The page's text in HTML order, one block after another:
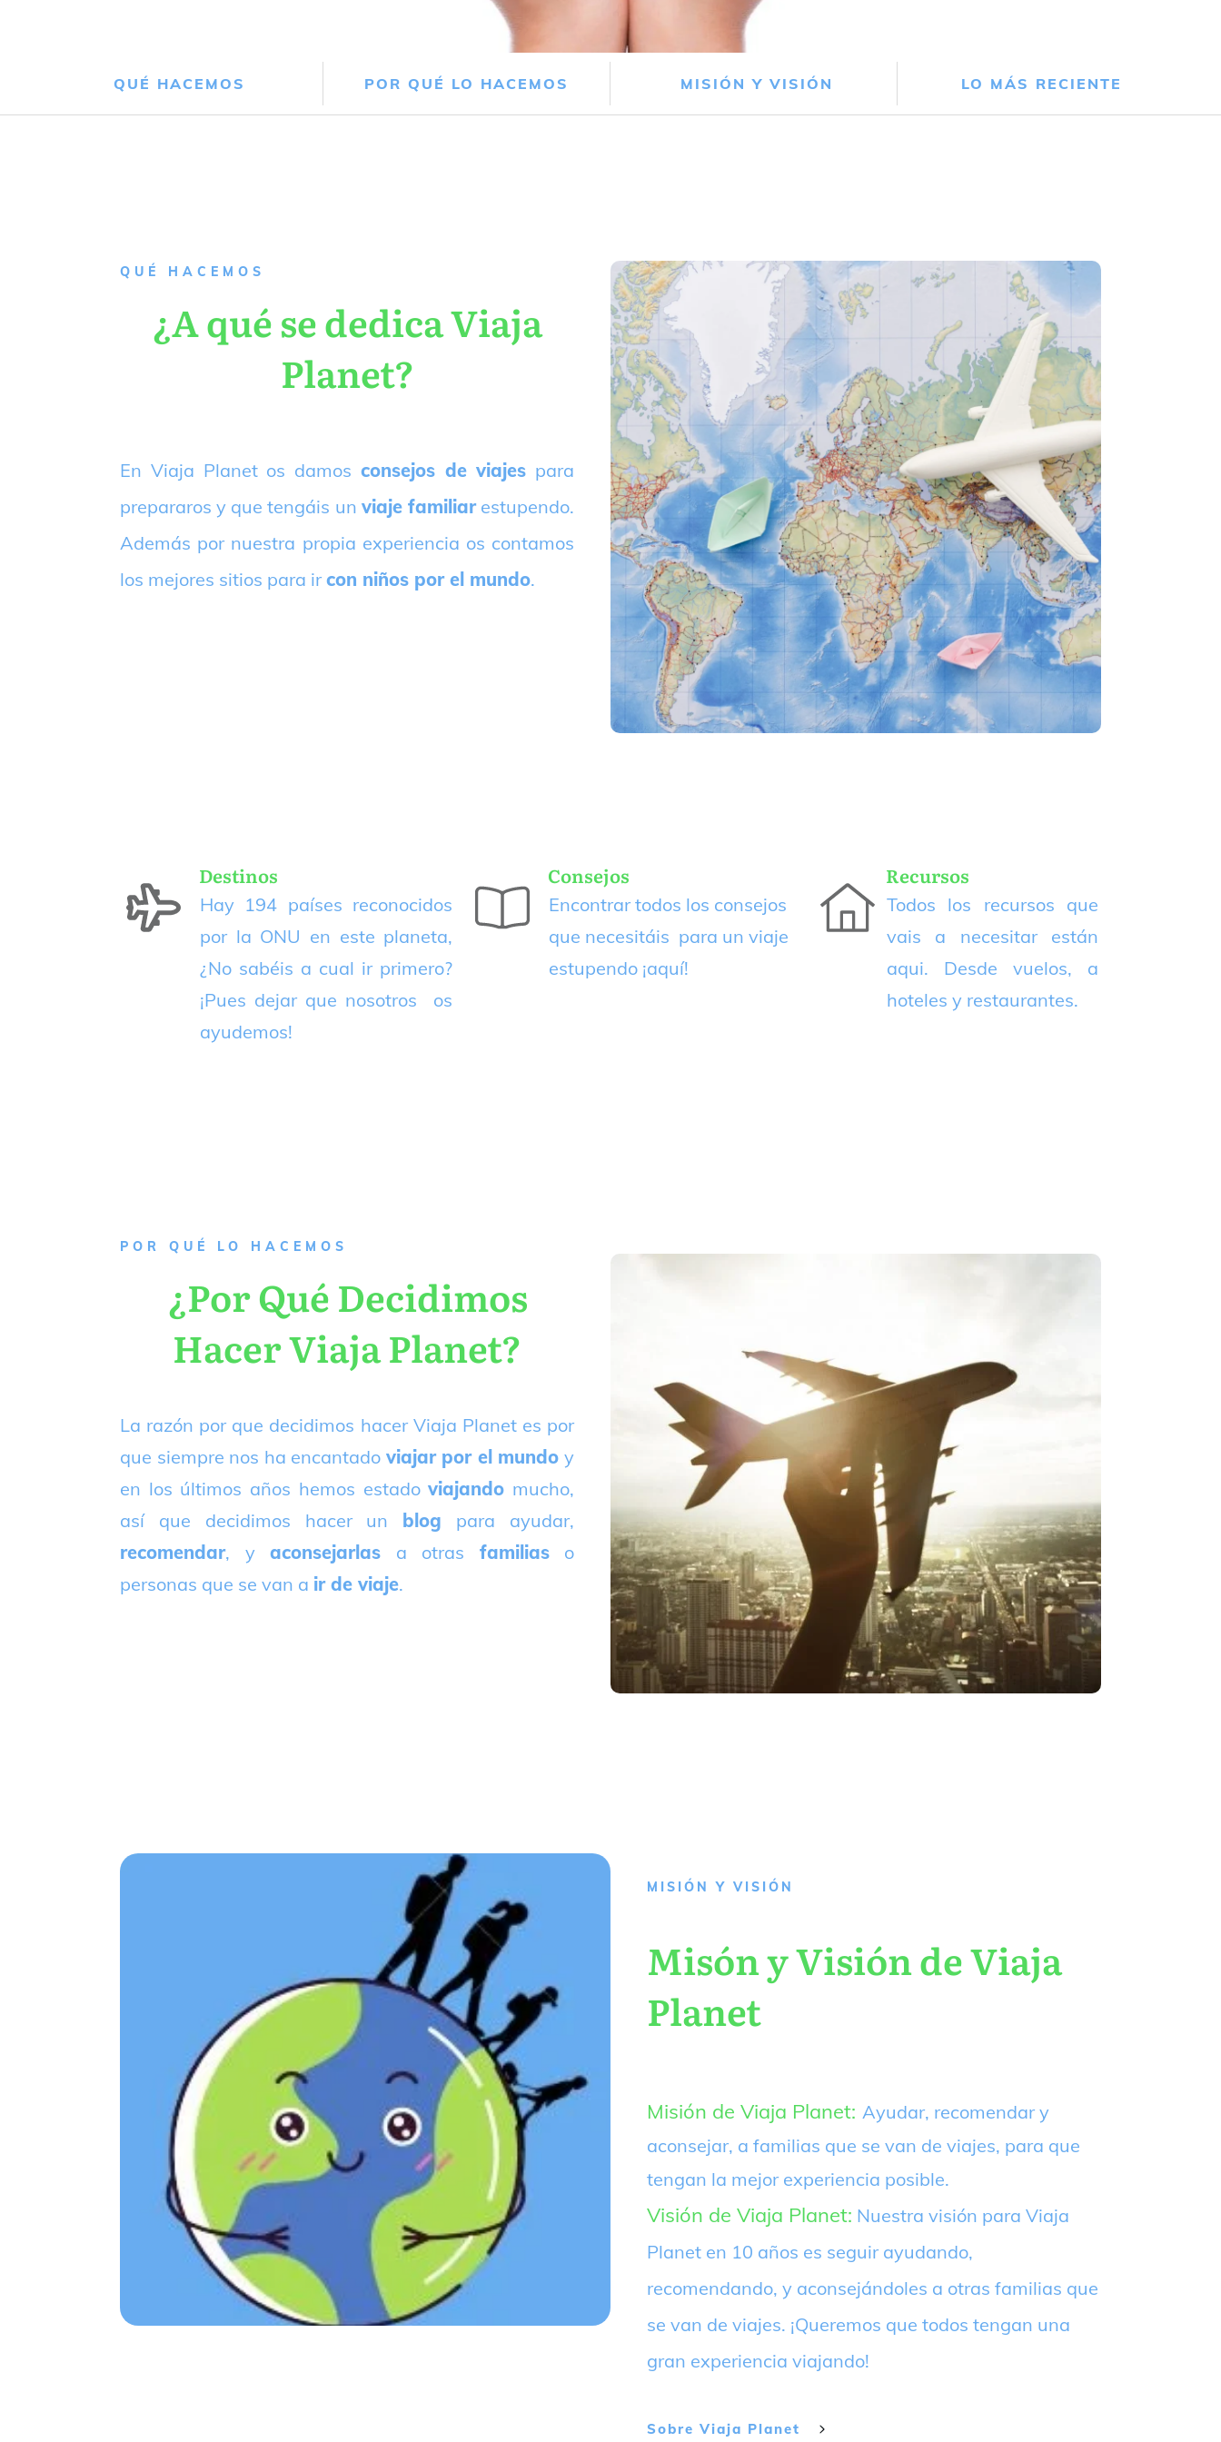
QUÉ HACEMOS POR QUÉ LO HACEMOS MISIÓN Y VISIÓN LO MÁS RECIENTE
QUÉ HACEMOS
¿A qué se dedica Viaja
Planet?
En Viaja Planet os damos consejos de viajes para
prepararos y que tengáis un viaje familiarestupendo.
Además por nuestra propia experiencia os contamos
los mejores sitios para ir con niños por el mundo.
Destinos
Hay 194 países reconocidos
por la ONU en este planeta,
¿No sabéis a cual ir primero?
¡Pues dejar que nosotros os
ayudemos!
Consejos
Encontrar todos los consejos
que necesitáis para un viaje
estupendo ¡aquí!
Recursos
Todos los recursos que
vais a necesitar están
aqui. Desde vuelos, a
hoteles y restaurantes.
P OR QUÉ LO HACEMOS
¿Por Qué Decidimos
Hacer Viaja Planet?
La razón por que decidimos hacer Viaja Planet es por
que siempre nos ha encantado viajar por el mundo y
en los últimos años hemos estadoviajando mucho,
así que decidimos hacer un blog para ayudar,
recomendar, y aconsejarlas a otras familiaso
personas que se van a ir de viaje.
MISIÓN Y VISIÓN
Misón y Visión de Viaja
Planet
Misión de Viaja Planet: Ayudar, recomendar y
aconsejar, a familias que se van de viajes, para que
tengan la mejor experiencia posible.
Visión de Viaja Planet: Nuestra visión para Viaja
Planet en 10 años es seguir ayudando,
recomendando, y aconsejándoles a otras familias que
se van de viajes. ¡Queremos que todos tengan una
gran experiencia viajando!
Sobre Viaja Planet